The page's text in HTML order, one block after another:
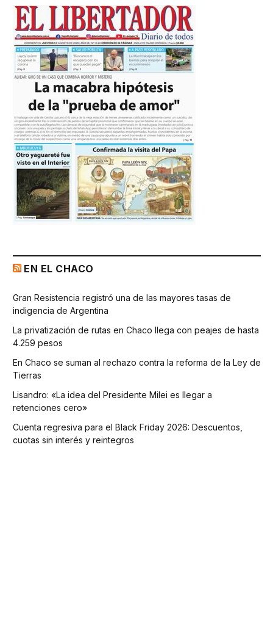
EN EL CHACO
Gran Resistencia registró una de las mayores tasas de
indigencia de Argentina
La privatización de rutas en Chaco llega con peajes de hasta
4.259 pesos
En Chaco se suman al rechazo contra la reforma de la Ley de
Tierras
Lisandro: «La idea del Presidente Milei es llegar a
retenciones cero»
Cuenta regresiva para el Black Friday 2026: Descuentos,
cuotas sin interés y reintegros